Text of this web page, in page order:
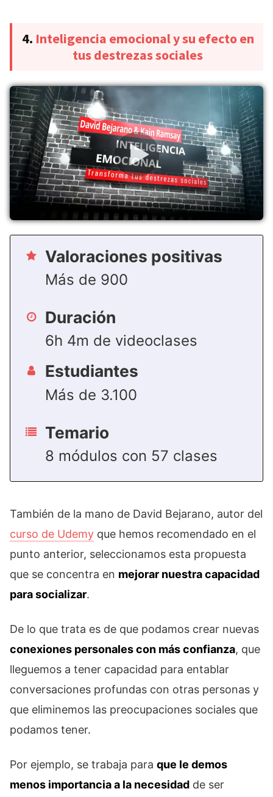
4. Inteligencia emocional y su efecto en
tus destrezas sociales
Valoraciones positivas
Más de 900
Duración
6h 4m de videoclases
Estudiantes
Más de 3.100
Temario
8 módulos con 57 clases
También de la mano de David Bejarano, autor del
curso de Udemy que hemos recomendado en el
punto anterior, seleccionamos esta propuesta
que se concentra en mejorar nuestra capacidad
para socializar.
De lo que trata es de que podamos crear nuevas
conexiones personales con más confianza, que
lleguemos a tener capacidad para entablar
conversaciones profundas con otras personas y
que eliminemos las preocupaciones sociales que
podamos tener.
Por ejemplo, se trabaja para que le demos
menos importancia a la necesidad de ser